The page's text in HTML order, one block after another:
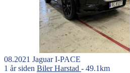
08.2021 Jaguar I-PACE
1 år siden BilerHarstad - 49.1km